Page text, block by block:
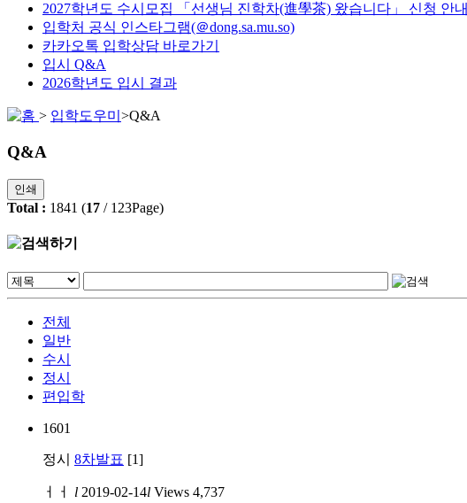
2027학년도 수시모집 「선생님 진학차(進學茶) 왔습니다」 신청 안내
입학처 공식 인스타그램(＠dong.sa.mu.so)
카카오톡 입학상담 바로가기
입시 Q&A
2026학년도 입시 결과
> 입학도우미 >Q&A
Q&A
인쇄
Total : 1841 (17 / 123Page)
전체
일반
수시
정시
편입학
1601
정시 8차발표 [1]
ㅓㅓ l 2019-02-14l Views 4,737